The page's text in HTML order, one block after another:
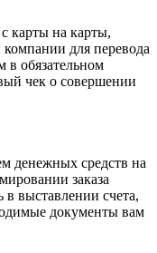
карты на карты,
для перевода
в обязательном
чек о совершении
денежных средств на
заказа
выставлении счета,
документы вам